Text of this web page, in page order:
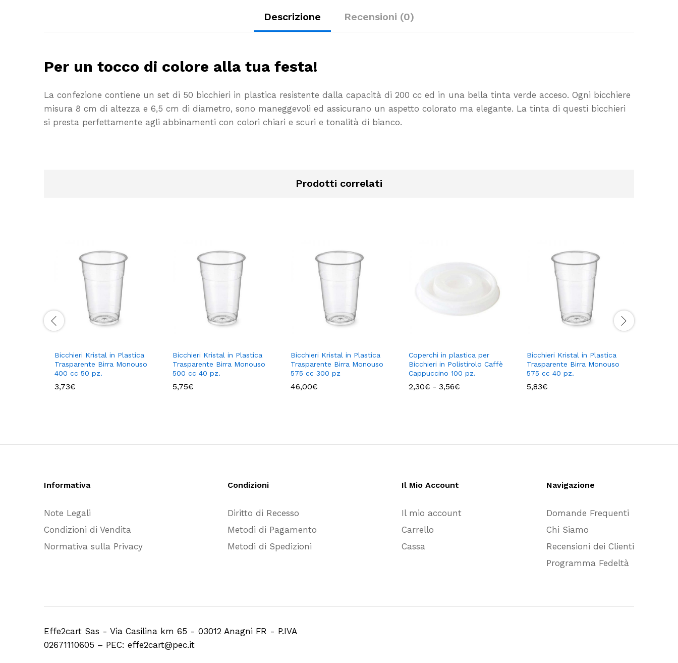
Descrizione Recensioni (0)
Per un tocco di colore alla tua festa!
La confezione contiene un set di 50 bicchieri in plastica resistente dalla capacità di 200 cc ed in una bella tinta verde acceso. Ogni bicchiere
misura 8 cm di altezza e 6,5 cm di diametro, sono maneggevoli ed assicurano un aspetto colorato ma elegante. La tinta di questi bicchieri
si presta perfettamente agli abbinamenti con colori chiari e scuri e tonalità di bianco.
Prodotti correlati
Bicchieri Kristal in Plastica
Trasparente Birra Monouso
400 cc 50 pz.
3,73€
Bicchieri Kristal in Plastica
Trasparente Birra Monouso
500 cc 40 pz.
5,75€
Bicchieri Kristal in Plastica
Trasparente Birra Monouso
575 cc 300 pz
46,00€
Coperchi in plastica per
Bicchieri in Polistirolo Caffè
Cappuccino 100 pz.
2,30€ - 3,56€
Bicchieri Kristal in Plastica
Trasparente Birra Monouso
575 cc 40 pz.
5,83€
Informativa
Note Legali
Condizioni di Vendita
Normativa sulla Privacy
Condizioni
Diritto di Recesso
Metodi di Pagamento
Metodi di Spedizioni
Il Mio Account
Il mio account
Carrello
Cassa
Navigazione
Domande Frequenti
Chi Siamo
Recensioni dei Clienti
Programma Fedeltà
Effe2cart Sas - Via Casilina km 65 - 03012 Anagni FR - P.IVA
02671110605 – PEC: effe2cart@pec.it